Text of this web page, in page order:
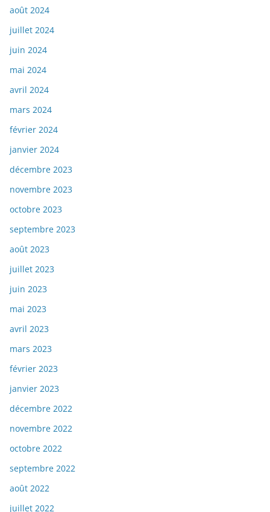
août 2024
juillet 2024
juin 2024
mai 2024
avril 2024
mars 2024
février 2024
janvier 2024
décembre 2023
novembre 2023
octobre 2023
septembre 2023
août 2023
juillet 2023
juin 2023
mai 2023
avril 2023
mars 2023
février 2023
janvier 2023
décembre 2022
novembre 2022
octobre 2022
septembre 2022
août 2022
juillet 2022